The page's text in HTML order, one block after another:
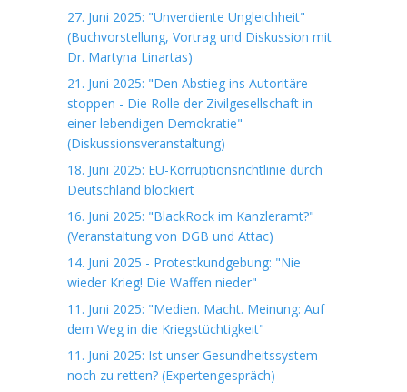
27. Juni 2025: "Unverdiente Ungleichheit"
(Buchvorstellung, Vortrag und Diskussion mit
Dr. Martyna Linartas)
21. Juni 2025: "Den Abstieg ins Autoritäre
stoppen - Die Rolle der Zivilgesellschaft in
einer lebendigen Demokratie"
(Diskussionsveranstaltung)
18. Juni 2025: EU-Korruptionsrichtlinie durch
Deutschland blockiert
16. Juni 2025: "BlackRock im Kanzleramt?"
(Veranstaltung von DGB und Attac)
14. Juni 2025 - Protestkundgebung: "Nie
wieder Krieg! Die Waffen nieder"
11. Juni 2025: "Medien. Macht. Meinung: Auf
dem Weg in die Kriegstüchtigkeit"
11. Juni 2025: Ist unser Gesundheitssystem
noch zu retten? (Expertengespräch)